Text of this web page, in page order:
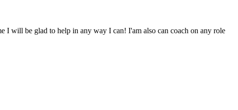
I will be glad to help in any way I can! I'am also can coach on any role